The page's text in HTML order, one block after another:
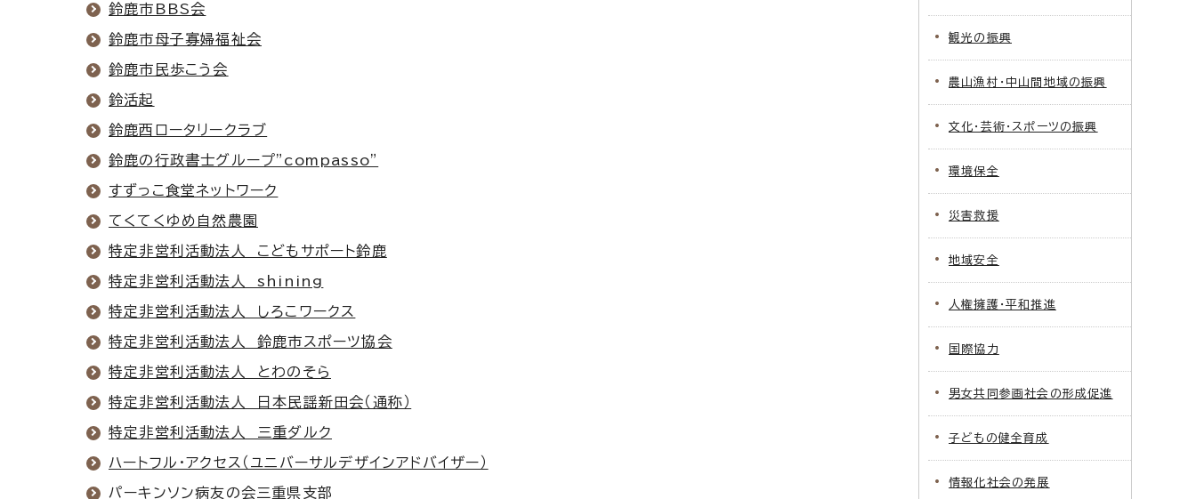
鈴鹿市BBS会
鈴鹿市母子寡婦福祉会
鈴鹿市民歩こう会
鈴活起
鈴鹿西ロータリークラブ
鈴鹿の行政書士グループ”compasso”
すずっこ食堂ネットワーク
てくてくゆめ自然農園
特定非営利活動法人 こどもサポート鈴鹿
特定非営利活動法人 shining
特定非営利活動法人 しろこワークス
特定非営利活動法人 鈴鹿市スポーツ協会
特定非営利活動法人 とわのそら
特定非営利活動法人 日本民謡新田会（通称）
特定非営利活動法人 三重ダルク
ハートフル・アクセス（ユニバーサルデザインアドバイザー）
パーキンソン病友の会三重県支部
観光の振興
農山漁村・中山間地域の振興
文化・芸術・スポーツの振興
環境保全
災害救援
地域安全
人権擁護・平和推進
国際協力
男女共同参画社会の形成促進
子どもの健全育成
情報化社会の発展